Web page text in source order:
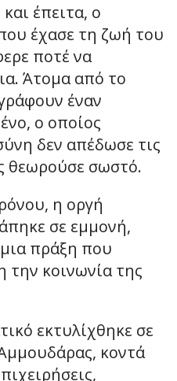
έπειτα, ο
έχασε τη ζωή του
ποτέ να
Άτομα από το
έναν
ο οποίος
δεν απέδωσε τις
θεωρούσε σωστό.
η οργή
σε εμμονή,
πράξη που
την κοινωνία της
εκτυλίχθηκε σε
κοντά